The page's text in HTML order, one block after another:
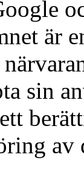
är
sin
av